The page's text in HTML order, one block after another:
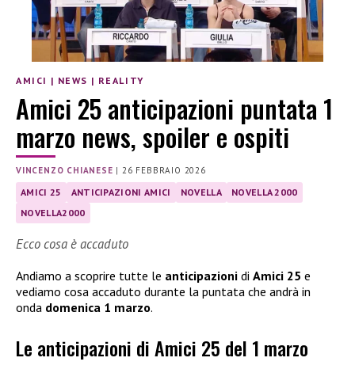
AMICI | NEWS | REALITY
Amici 25 anticipazioni puntata 1
marzo news, spoiler e ospiti
VINCENZO CHIANESE | 26 FEBBRAIO 2026
AMICI 25 ANTICIPAZIONI AMICI NOVELLA
NOVELLA 2000
NOVELLA2000
Ecco cosa è accaduto
Andiamo a scoprire tutte le anticipazioni di Amici 25 e
vediamo cosa accaduto durante la puntata che andrà in
onda domenica 1 marzo.
Le anticipazioni di Amici 25 del 1 marzo